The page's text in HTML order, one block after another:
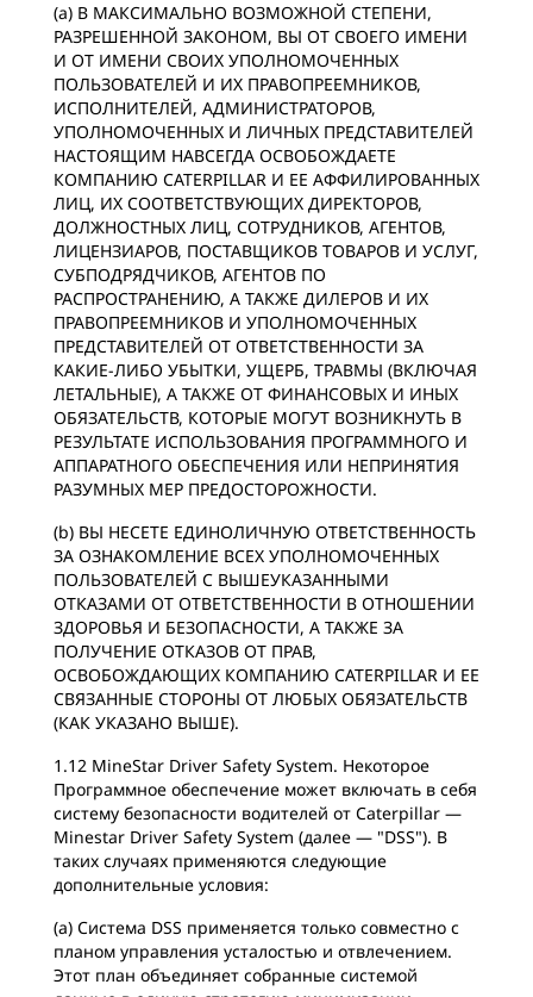
(a) В МАКСИМАЛЬНО ВОЗМОЖНОЙ СТЕПЕНИ,
РАЗРЕШЕННОЙ ЗАКОНОМ, ВЫ ОТ СВОЕГО ИМЕНИ
И ОТ ИМЕНИ СВОИХ УПОЛНОМОЧЕННЫХ
ПОЛЬЗОВАТЕЛЕЙ И ИХ ПРАВОПРЕЕМНИКОВ,
ИСПОЛНИТЕЛЕЙ, АДМИНИСТРАТОРОВ,
УПОЛНОМОЧЕННЫХ И ЛИЧНЫХ ПРЕДСТАВИТЕЛЕЙ
НАСТОЯЩИМ НАВСЕГДА ОСВОБОЖДАЕТЕ
КОМПАНИЮ CATERPILLAR И ЕЕ АФФИЛИРОВАННЫХ
ЛИЦ, ИХ СООТВЕТСТВУЮЩИХ ДИРЕКТОРОВ,
ДОЛЖНОСТНЫХ ЛИЦ, СОТРУДНИКОВ, АГЕНТОВ,
ЛИЦЕНЗИАРОВ, ПОСТАВЩИКОВ ТОВАРОВ И УСЛУГ,
СУБПОДРЯДЧИКОВ, АГЕНТОВ ПО
РАСПРОСТРАНЕНИЮ, А ТАКЖЕ ДИЛЕРОВ И ИХ
ПРАВОПРЕЕМНИКОВ И УПОЛНОМОЧЕННЫХ
ПРЕДСТАВИТЕЛЕЙ ОТ ОТВЕТСТВЕННОСТИ ЗА
КАКИЕ-ЛИБО УБЫТКИ, УЩЕРБ, ТРАВМЫ (ВКЛЮЧАЯ
ЛЕТАЛЬНЫЕ), А ТАКЖЕ ОТ ФИНАНСОВЫХ И ИНЫХ
ОБЯЗАТЕЛЬСТВ, КОТОРЫЕ МОГУТ ВОЗНИКНУТЬ В
РЕЗУЛЬТАТЕ ИСПОЛЬЗОВАНИЯ ПРОГРАММНОГО И
АППАРАТНОГО ОБЕСПЕЧЕНИЯ ИЛИ НЕПРИНЯТИЯ
РАЗУМНЫХ МЕР ПРЕДОСТОРОЖНОСТИ.
(b) ВЫ НЕСЕТЕ ЕДИНОЛИЧНУЮ ОТВЕТСТВЕННОСТЬ
ЗА ОЗНАКОМЛЕНИЕ ВСЕХ УПОЛНОМОЧЕННЫХ
ПОЛЬЗОВАТЕЛЕЙ С ВЫШЕУКАЗАННЫМИ
ОТКАЗАМИ ОТ ОТВЕТСТВЕННОСТИ В ОТНОШЕНИИ
ЗДОРОВЬЯ И БЕЗОПАСНОСТИ, А ТАКЖЕ ЗА
ПОЛУЧЕНИЕ ОТКАЗОВ ОТ ПРАВ,
ОСВОБОЖДАЮЩИХ КОМПАНИЮ CATERPILLAR И ЕЕ
СВЯЗАННЫЕ СТОРОНЫ ОТ ЛЮБЫХ ОБЯЗАТЕЛЬСТВ
(КАК УКАЗАНО ВЫШЕ).
1.12 MineStar Driver Safety System. Некоторое
Программное обеспечение может включать в себя
систему безопасности водителей от Caterpillar —
Minestar Driver Safety System (далее — "‎DSS"‎). В
таких случаях применяются следующие
дополнительные условия:
(a) Система DSS применяется только совместно с
планом управления усталостью и отвлечением.
Этот план объединяет собранные системой